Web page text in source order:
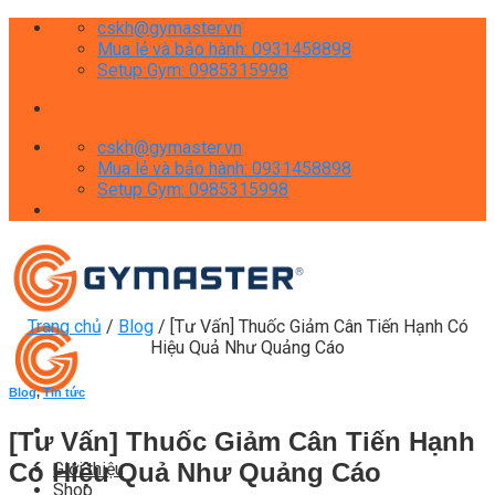
Skip
cskh@gymaster.vn
Mua lẻ và bảo hành: 0931458898
Setup Gym: 0985315998
cskh@gymaster.vn
Mua lẻ và bảo hành: 0931458898
Setup Gym: 0985315998
Giới thiệu
Shop
Trang chủ / Blog / [Tư Vấn] Thuốc Giảm Cân Tiến Hạnh Có
Hiệu Quả Như Quảng Cáo
Blog,Tin tức
[Tư Vấn] Thuốc Giảm Cân Tiến Hạnh
Có Hiệu Quả Như Quảng Cáo